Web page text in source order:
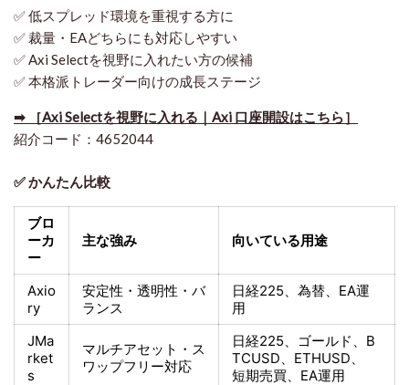
✅ 低スプレッド環境を重視する方に
✅ 裁量・EAどちらにも対応しやすい
✅ Axi Selectを視野に入れたい方の候補
✅ 本格派トレーダー向けの成長ステージ
➡ ［Axi Selectを視野に入れる｜Axi 口座開設はこちら］
紹介コード：4652044
✅ かんたん比較
ブロ
ーカ
ー
主な強み 向いている用途
Axio
ry
安定性・透明性・バ
ランス
日経225、為替、EA運
用
JMa
rket
s
マルチアセット・ス
ワップフリー対応
日経225、ゴールド、 B
TCUSD、ETHUSD、
短期売買、EA運用